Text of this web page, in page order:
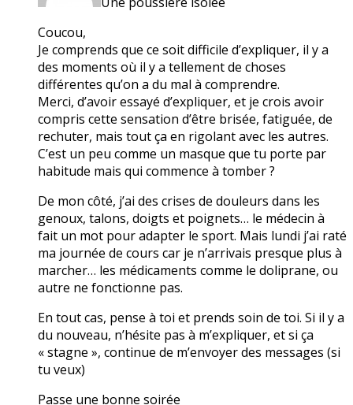
Coucou,
Je comprends que ce soit difficile d’expliquer, il y a
des moments où il y a tellement de choses
différentes qu’on a du mal à comprendre.
Merci, d’avoir essayé d’expliquer, et je crois avoir
compris cette sensation d’être brisée, fatiguée, de
rechuter, mais tout ça en rigolant avec les autres.
C’est un peu comme un masque que tu porte par
habitude mais qui commence à tomber ?
De mon côté, j’ai des crises de douleurs dans les
genoux, talons, doigts et poignets… le médecin à
fait un mot pour adapter le sport. Mais lundi j’ai raté
ma journée de cours car je n’arrivais presque plus à
marcher… les médicaments comme le doliprane, ou
autre ne fonctionne pas.
En tout cas, pense à toi et prends soin de toi. Si il y a
du nouveau, n’hésite pas à m’expliquer, et si ça
« stagne », continue de m’envoyer des messages (si
tu veux)
Passe une bonne soirée